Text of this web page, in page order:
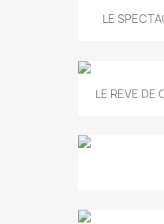
LE
LE REVE DE